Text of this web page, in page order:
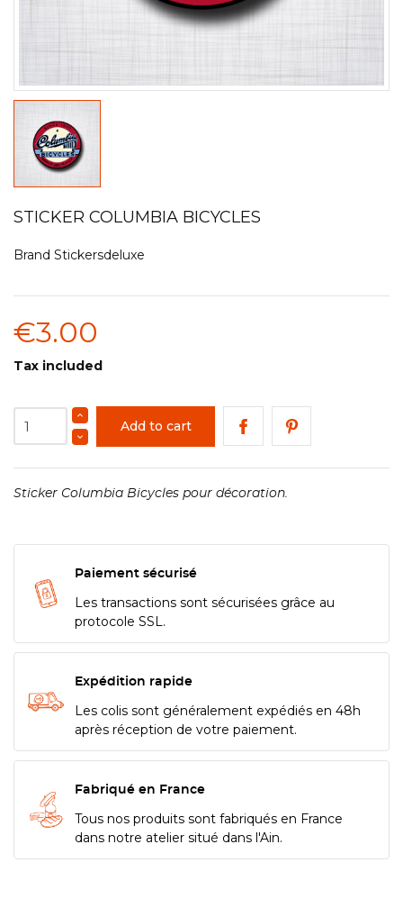
STICKER COLUMBIA BICYCLES
Brand Stickersdeluxe
€3.00
Tax included
Add to cart
Sticker Columbia Bicycles pour décoration.
Paiement sécurisé
Les transactions sont sécurisées grâce au
protocole SSL.
Expédition rapide
Les colis sont généralement expédiés en 48h
après réception de votre paiement.
Fabriqué en France
Tous nos produits sont fabriqués en France
dans notre atelier situé dans l'Ain.